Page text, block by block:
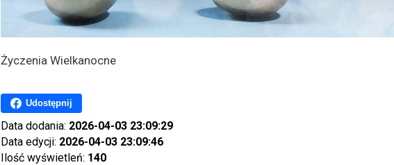
Życzenia Wielkanocne
Udostępnij
Data dodania: 2026-04-03 23:09:29
Data edycji: 2026-04-03 23:09:46
Ilość wyświetleń: 140